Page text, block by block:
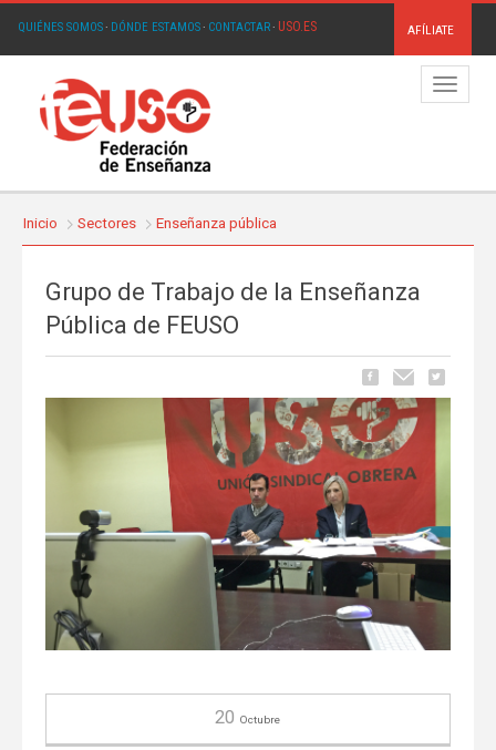
QUIÉNES SOMOS· DÓNDE ESTAMOS· CONTACTAR· USO.ES AFÍLIATE
Menú
Inicio Sectores Enseñanza pública
Grupo de Trabajo de la Enseñanza
Pública de FEUSO
20 Octubre